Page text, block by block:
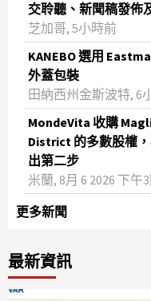
交聆聽、新聞稿發佈
芝加哥, 5小時前
KANEBO 選用
外蓋包裝
田納西州金斯波特, 6
MondeVita 收購
District 的多數股權
出第二步
米蘭, 8月 6 2026 下午
更多新聞
最新資訊